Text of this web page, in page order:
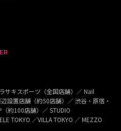
サキスポーツ（全国店舗）／ Nail
設置店舗（約50店舗）／ 渋谷・原宿・
約100店舗）／ STUDIO
TOKYO ／VILLA TOKYO ／ MEZZO